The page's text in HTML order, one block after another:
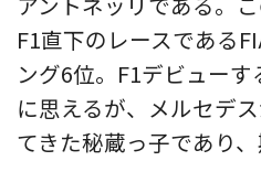
F1直下のレースである
ング6位。F1デビュー
に思えるが、メルセデ
てきた秘蔵っ子であり、